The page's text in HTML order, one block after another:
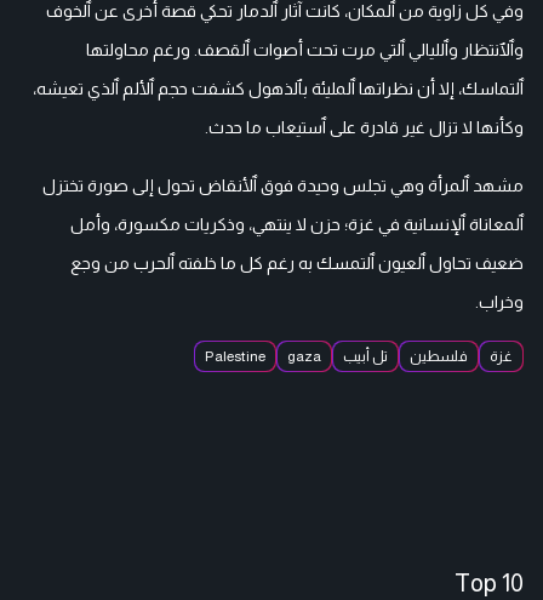
وفي كل زاوية من ٱلمكان، كانت آثار ٱلدمار تحكي قصة أخرى عن ٱلخوف
وٱلٱنتظار وٱلليالي ٱلتي مرت تحت أصوات ٱلقصف. ورغم محاولتها
ٱلتماسك، إلا أن نظراتها ٱلمليئة بٱلذهول كشفت حجم ٱلألم ٱلذي تعيشه،
وكأنها لا تزال غير قادرة على ٱستيعاب ما حدث.
مشهد ٱلمرأة وهي تجلس وحيدة فوق ٱلأنقاض تحول إلى صورة تختزل
ٱلمعاناة ٱلإنسانية في غزة؛ حزن لا ينتهي، وذكريات مكسورة، وأمل
ضعيف تحاول ٱلعيون ٱلتمسك به رغم كل ما خلفته ٱلحرب من وجع
وخراب.
غزة فلسطين تل أبيب gaza
Palestine
Top 10